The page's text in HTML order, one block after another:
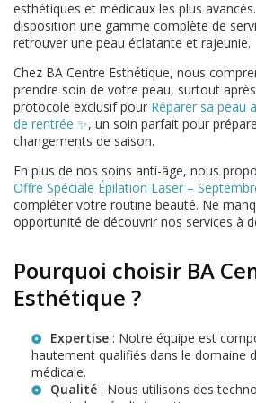
esthétiques et médicaux les plus
disposition une gamme complète de
retrouver une peau éclatante et rajeunie.
Chez BA Centre Esthétique, nous
prendre soin de votre peau, surtout
protocole exclusif pour Réparer sa peau
de rentrée ✨, un soin parfait pour
changements de saison.
En plus de nos soins anti-âge, nous
Offre Spéciale Épilation Laser –
compléter votre routine beauté. Ne
opportunité de découvrir nos services à
Pourquoi choisir BA
Esthétique ?
Expertise : Notre équipe est
hautement qualifiés dans le domaine
médicale.
Qualité : Nous utilisons des